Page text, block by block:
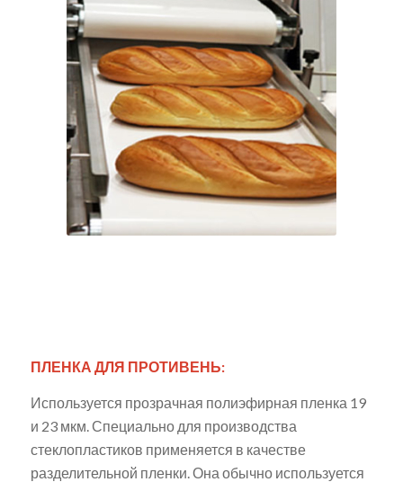
ПЛЕНКА ДЛЯ ПРОТИВЕНЬ:
Используется прозрачная полиэфирная пленка 19
и 23 мкм. Специально для производства
стеклопластиков применяется в качестве
разделительной пленки. Она обычно используется